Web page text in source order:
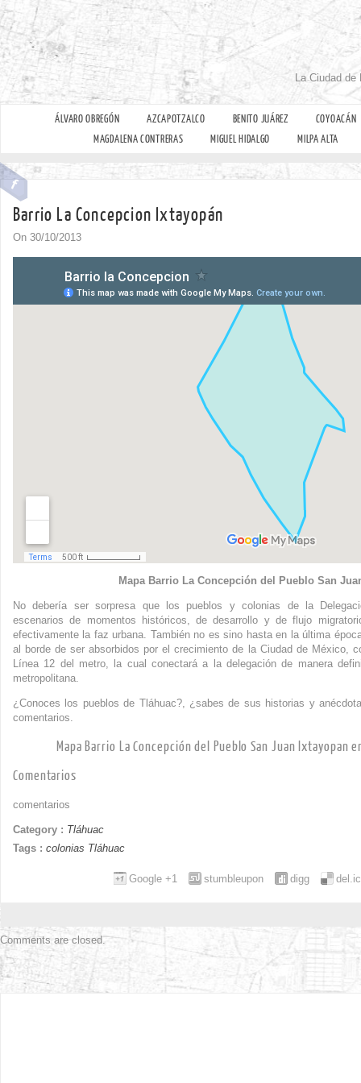
La Ciudad
ÁLVARO OBREGÓN AZCAPOTZALCO BENITO JUÁREZ
COYOACÁN
MAGDALENA CONTRERAS
MIGUEL HIDALGO MILPA ALTA
Barrio La Concepcion Ixtayopán
On 30/10/2013
Mapa Barrio La Concepción del Pueblo San
No debería ser sorpresa que los pueblos y colonias de la
escenarios de momentos históricos, de desarrollo y de flujo
efectivamente la faz urbana. También no es sino hasta en la última
al borde de ser absorbidos por el crecimiento de la Ciudad de México,
Línea 12 del metro, la cual conectará a la delegación de manera
metropolitana.
¿Conoces los pueblos de Tláhuac?, ¿sabes de sus historias y
comentarios.
Mapa Barrio La Concepción del Pueblo San Juan Ixtayopan
Comentarios
comentarios
Category : Tláhuac
Tags : colonias Tláhuac
digg
stumbleupon
Google +1
Comments are closed.